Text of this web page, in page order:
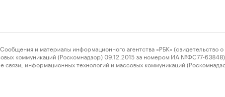
и материалы информационного агентства «РБК» (свидетельство о
коммуникаций (Роскомнадзор) 09.12.2015 за номером ИА №ФС77-63848)
информационных технологий и массовых коммуникаций